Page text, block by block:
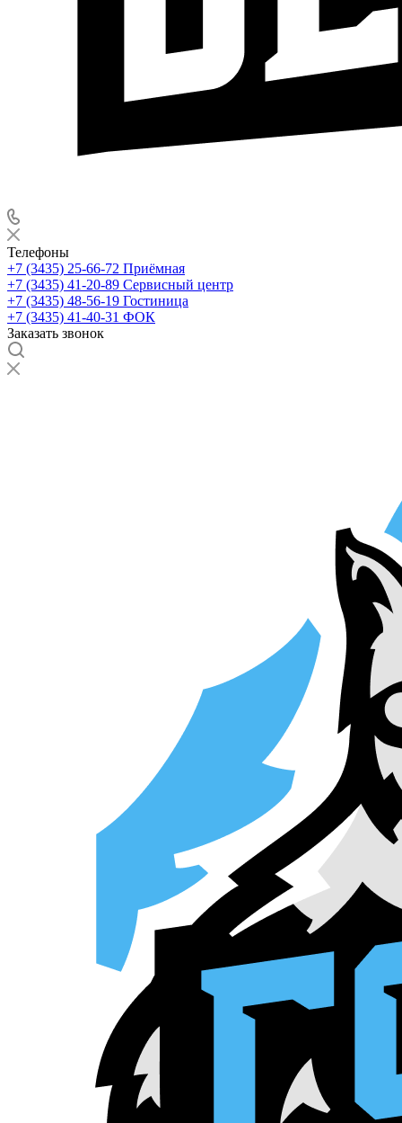
Телефоны
+7 (3435) 25-66-72 Приёмная
+7 (3435) 41-20-89 Сервисный центр
+7 (3435) 48-56-19 Гостиница
+7 (3435) 41-40-31 ФОК
Заказать звонок